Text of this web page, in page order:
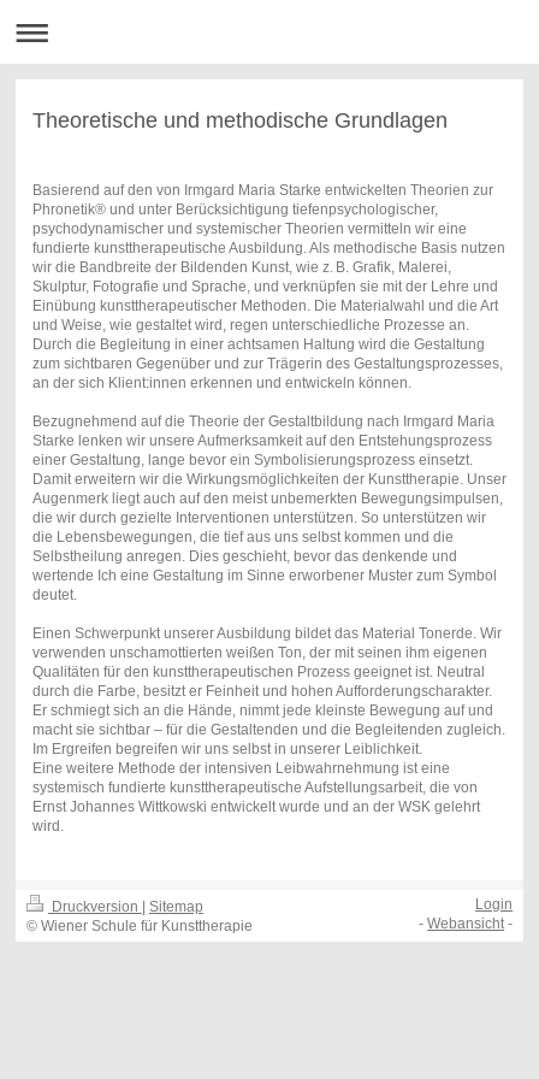
Theoretische und methodische Grundlagen
Basierend auf den von Irmgard Maria Starke entwickelten Theorien zur
Phronetik® und unter Berücksichtigung tiefenpsychologischer,
psychodynamischer und systemischer Theorien vermitteln wir eine
fundierte kunsttherapeutische Ausbildung. Als methodische Basis nutzen
wir die Bandbreite der Bildenden Kunst, wie z. B. Grafik, Malerei,
Skulptur, Fotografie und Sprache, und verknüpfen sie mit der Lehre und
Einübung kunsttherapeutischer Methoden. Die Materialwahl und die Art
und Weise, wie gestaltet wird, regen unterschiedliche Prozesse an.
Durch die Begleitung in einer achtsamen Haltung wird die Gestaltung
zum sichtbaren Gegenüber und zur Trägerin des Gestaltungsprozesses,
an der sich Klient:innen erkennen und entwickeln können.
Bezugnehmend auf die Theorie der Gestaltbildung nach Irmgard Maria
Starke lenken wir unsere Aufmerksamkeit auf den Entstehungsprozess
einer Gestaltung, lange bevor ein Symbolisierungsprozess einsetzt.
Damit erweitern wir die Wirkungsmöglichkeiten der Kunsttherapie. Unser
Augenmerk liegt auch auf den meist unbemerkten Bewegungsimpulsen,
die wir durch gezielte Interventionen unterstützen. So unterstützen wir
die Lebensbewegungen, die tief aus uns selbst kommen und die
Selbstheilung anregen. Dies geschieht, bevor das denkende und
wertende Ich eine Gestaltung im Sinne erworbener Muster zum Symbol
deutet.
Einen Schwerpunkt unserer Ausbildung bildet das Material Tonerde. Wir
verwenden unschamottierten weißen Ton, der mit seinen ihm eigenen
Qualitäten für den kunsttherapeutischen Prozess geeignet ist. Neutral
durch die Farbe, besitzt er Feinheit und hohen Aufforderungscharakter.
Er schmiegt sich an die Hände, nimmt jede kleinste Bewegung auf und
macht sie sichtbar – für die Gestaltenden und die Begleitenden zugleich.
Im Ergreifen begreifen wir uns selbst in unserer Leiblichkeit.
Eine weitere Methode der intensiven Leibwahrnehmung ist eine
systemisch fundierte kunsttherapeutische Aufstellungsarbeit, die von
Ernst Johannes Wittkowski entwickelt wurde und an der WSK gelehrt
wird.
Druckversion
Sitemap
© Wiener Schule für Kunsttherapie
Login
-Webansicht-